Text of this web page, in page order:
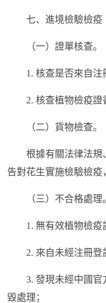
七、進境檢驗檢疫
（一）證單核查。
1. 核查是否來自注
2. 核查植物檢疫證
（二）貨物檢查。
根據有關法律法規
告對花生實施檢驗檢疫
（三）不合格處理
1. 無有效植物檢疫
2. 來自未經注冊登記
3. 發現未經中國官
毀處理；